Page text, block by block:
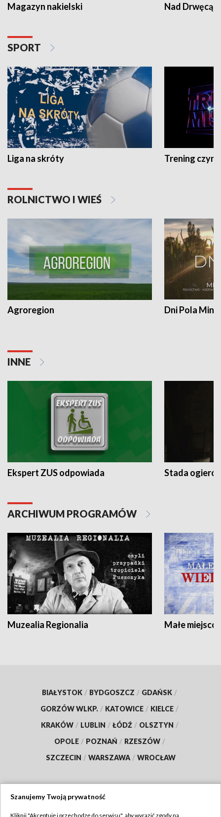
Magazyn nakielski Nad Drwęcą
SPORT
Liga na skróty Trening czyni
ROLNICTWO I WIEŚ
Agroregion Dni Pola
INNE
Ekspert ZUS odpowiada Stada
ARCHIWUM PROGRAMÓW
Muzealia Regionalia Małe
BIAŁYSTOK / BYDGOSZCZ / GDAŃSK /
GORZÓW WLKP. / KATOWICE / KIELCE /
KRAKÓW / LUBLIN / ŁÓDŹ / OLSZTYN /
OPOLE / POZNAŃ / RZESZÓW /
SZCZECIN / WARSZAWA / WROCŁAW
Szanujemy Twoją prywatność
Kliknij "Akceptuję i przechodzę do serwisu", aby wyrazić zgody na